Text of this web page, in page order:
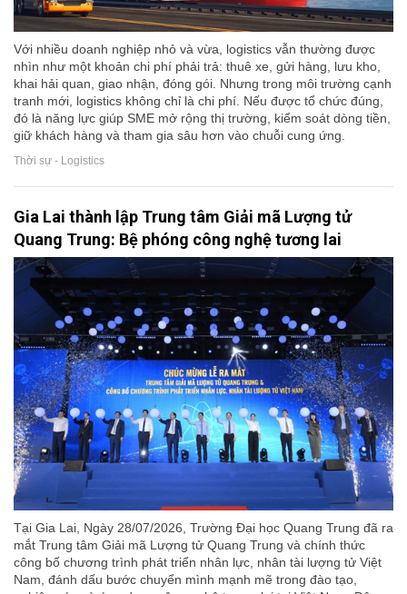
Với nhiều doanh nghiệp nhỏ và vừa, logistics vẫn thường được
nhìn như một khoản chi phí phải trả: thuê xe, gửi hàng, lưu kho,
khai hải quan, giao nhận, đóng gói. Nhưng trong môi trường cạnh
tranh mới, logistics không chỉ là chi phí. Nếu được tổ chức đúng,
đó là năng lực giúp SME mở rộng thị trường, kiểm soát dòng tiền,
giữ khách hàng và tham gia sâu hơn vào chuỗi cung ứng.
Thời sự - Logistics
Gia Lai thành lập Trung tâm Giải mã Lượng tử
Quang Trung: Bệ phóng công nghệ tương lai
Tại Gia Lai, Ngày 28/07/2026, Trường Đại học Quang Trung đã ra
mắt Trung tâm Giải mã Lượng tử Quang Trung và chính thức
công bố chương trình phát triển nhân lực, nhân tài lượng tử Việt
Nam, đánh dấu bước chuyển mình mạnh mẽ trong đào tạo,